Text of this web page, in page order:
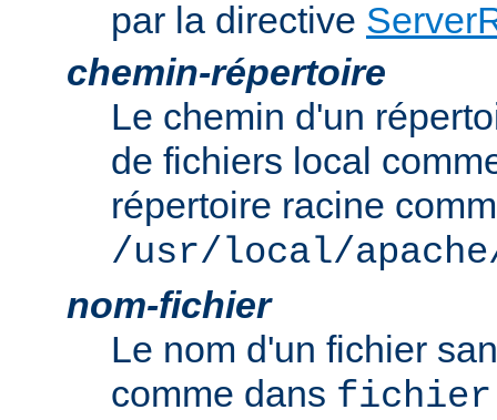
par la directive
chemin-répertoire
Le chemin d'un
de fichiers local
répertoire racine
/usr/local/
nom-fichier
Le nom d'un fichier
comme dans